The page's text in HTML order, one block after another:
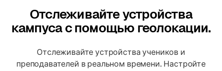
Отслеживайте устройства
кампуса с помощью геолокации.
Отслеживайте устройства учеников и
преподавателей в реальном времени. Настройте